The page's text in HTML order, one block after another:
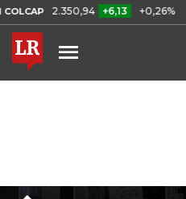
2.350,94 +6,13 +0,26%